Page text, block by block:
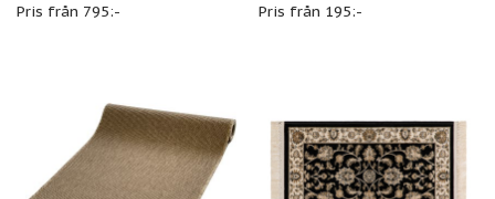
Pris från 795:-
Pris från 195:-